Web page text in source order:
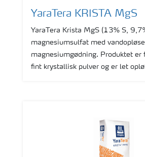
YaraTera KRISTA MgS
YaraTera Krista MgS (13% S, 9,7%
magnesiumsulfat med
magnesiumgødning. Produktet
fint krystallisk pulver og er let